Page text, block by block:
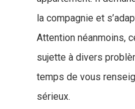
la compagnie et
Attention néanmoins,
sujette à divers
temps de vous
sérieux.